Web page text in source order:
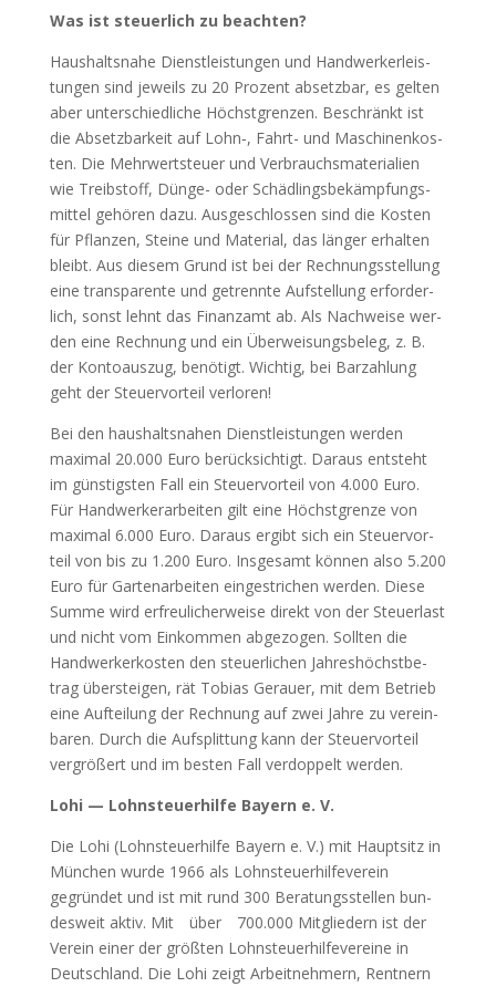
Was ist steu­er­lich zu beach­ten?
Haus­halts­na­he Dienst­leis­tun­gen und Hand­wer­kerleis­
tun­gen sind jeweils zu 20 Pro­zent absetz­bar, es gel­ten
aber unter­schied­li­che Höchst­gren­zen. Beschränkt ist
die Absetz­bar­keit auf Lohn‑, Fahrt- und Maschi­nen­kos­
ten. Die Mehr­wert­steu­er und Ver­brauchs­ma­te­ria­li­en
wie Treib­stoff, Dün­ge- oder Schäd­lings­be­kämp­fungs­
mit­tel gehö­ren dazu. Aus­ge­schlos­sen sind die Kos­ten
für Pflan­zen, Stei­ne und Mate­ri­al, das län­ger erhal­ten
bleibt. Aus die­sem Grund ist bei der Rech­nungs­stel­lung
eine trans­pa­ren­te und getrenn­te Auf­stel­lung erfor­der­
lich, sonst lehnt das Finanz­amt ab. Als Nach­wei­se wer­
den eine Rech­nung und ein Über­wei­sungs­be­leg, z. B.
der Kon­to­aus­zug, benö­tigt. Wich­tig, bei Bar­zah­lung
geht der Steu­er­vor­teil ver­lo­ren!
Bei den haus­halts­na­hen Dienst­leis­tun­gen wer­den
maxi­mal 20.000 Euro berück­sich­tigt. Dar­aus ent­steht
im güns­tigs­ten Fall ein Steu­er­vor­teil von 4.000 Euro.
Für Hand­wer­ker­ar­bei­ten gilt eine Höchst­gren­ze von
maxi­mal 6.000 Euro. Dar­aus ergibt sich ein Steu­er­vor­
teil von bis zu 1.200 Euro. Ins­ge­samt kön­nen also 5.200
Euro für Gar­ten­ar­bei­ten ein­ge­stri­chen wer­den. Die­se
Sum­me wird erfreu­li­cher­wei­se direkt von der Steu­er­last
und nicht vom Ein­kom­men abge­zo­gen. Soll­ten die
Hand­wer­ker­kos­ten den steu­er­li­chen Jah­res­höchst­be­
trag über­stei­gen, rät Tobi­as Gerau­er, mit dem Betrieb
eine Auf­tei­lung der Rech­nung auf zwei Jah­re zu ver­ein­
ba­ren. Durch die Auf­split­tung kann der Steu­er­vor­teil
ver­grö­ßert und im bes­ten Fall ver­dop­pelt wer­den.
Lohi — Lohn­steu­er­hil­fe Bay­ern e. V.
Die Lohi (Lohn­steu­er­hil­fe Bay­ern e. V.) mit Haupt­sitz in
Mün­chen wur­de 1966 als Lohn­steu­er­hil­fe­ver­ein
gegrün­det und ist mit rund 300 Bera­tungs­stel­len bun­
des­weit aktiv. Mit
über
700.000 Mit­glie­dern ist der
Ver­ein einer der größ­ten Lohn­steu­er­hil­fe­ver­ei­ne in
Deutsch­land. Die Lohi zeigt Arbeit­neh­mern, Rent­nern